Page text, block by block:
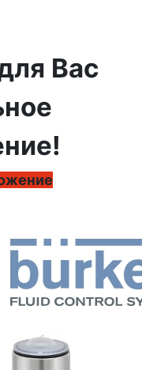
Вас